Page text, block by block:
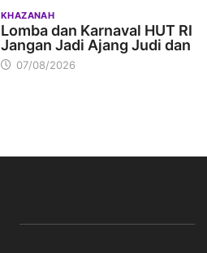
KHAZANAH
Lomba dan Karnaval HUT RI
Jangan Jadi Ajang Judi dan
07/08/2026